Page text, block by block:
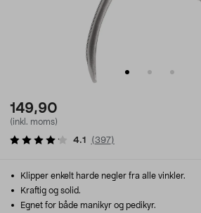
149,90
(inkl. moms)
4.1 (397)
Klipper enkelt harde negler fra alle vinkler.
Kraftig og solid.
Egnet for både manikyr og pedikyr.